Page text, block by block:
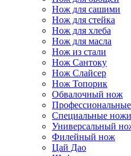
Нож для сашими
Нож для стейка
Нож для хлеба
Нож для масла
Нож из стали
Нож Сантоку
Нож Слайсер
Нож Топорик
Обвалочный нож
Специальные ножи
Универсальный
Филейный нож
Цай Дао